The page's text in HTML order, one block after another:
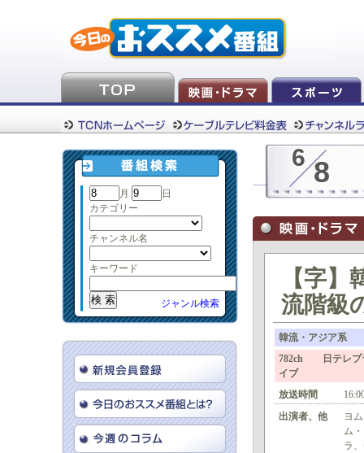
月
日
カテゴリー
チャンネル名
キーワード
ジャンル検索
6 8
【字
流階級
韓流・アジア系
782ch 日テレプ
イブ
放送時間
出演者、他
ヨ
ム
ラ